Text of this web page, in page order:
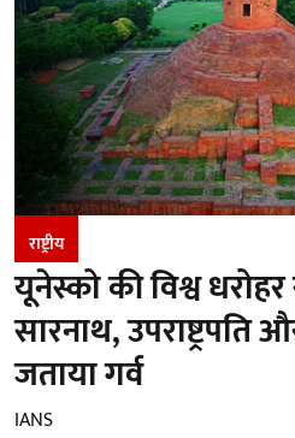
राष्ट्रीय
यूनेस्को की विश्व
सारनाथ, उपराष्ट्रपति
जताया गर्व
IANS